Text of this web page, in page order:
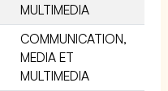
MULTIMEDIA
COMMUNICATION,
MEDIA ET
MULTIMEDIA